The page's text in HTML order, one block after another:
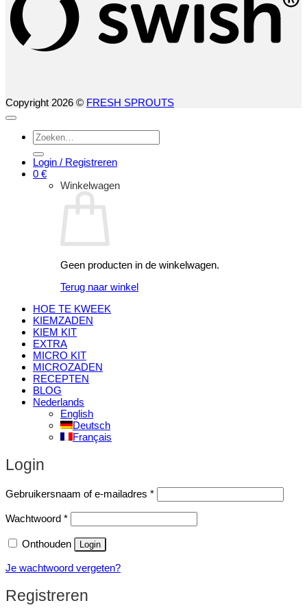
Copyright 2026 © FRESH SPROUTS
Zoeken
naar:
Login / Registreren
0 €
Winkelwagen
Geen producten in de winkelwagen.
Terug naar winkel
HOE TE KWEEK
KIEMZADEN
KIEM KIT
EXTRA
MICRO KIT
MICROZADEN
RECEPTEN
BLOG
Nederlands
English
Deutsch
Français
Login
Gebruikersnaam of e-mailadres *Vereist
Wachtwoord *Vereist
Onthouden Login
Je wachtwoord vergeten?
Registreren